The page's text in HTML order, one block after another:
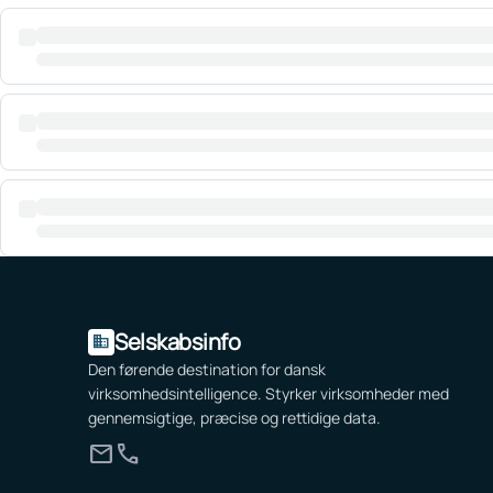
domain Selskabsinfo
Den førende destination for dansk
virksomhedsintelligence. Styrker virksomheder med
gennemsigtige, præcise og rettidige data.
mailcall